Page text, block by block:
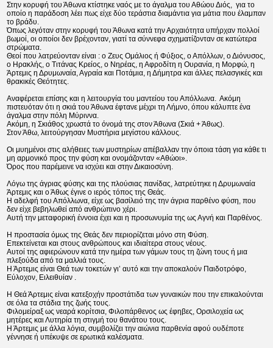
Στην κορυφή του Άθωνα κτίστηκε ναός με το άγαλμα του Αθώου Διός, για το
οποίο η παράδοση λέει πως είχε δύο τεράστια διαμάντια για μάτια που έλαμπαν
το βράδυ.
Όπως λεγόταν στην κορυφή του Άθωνα κατά την Αρχαιότητα υπήρχαν πολλοί
βωμοί, οι οποίοι δεν βρέχονταν, γιατί τα σύννεφα σχηματίζονταν σε κατώτερα
στρώματα.
Θεοί που λατρεύονταν είναι : ο Ζευς Ομάλιος ή Φύξιος, ο Απόλλων, ο Διόνυσος,
ο Ηρακλής, ο Τιτάνας Κρείος, ο Νηρέας, η Αφροδίτη η Ουρανία, η Μορφώ, η
Άρτεμις η Δρυμωναία, Αγραία και Ποτάμια, η Δήμητρα και άλλες πελασγικές και
θρακικές Θεότητες.
Αναφέρεται επίσης και η λειτουργία του μαντείου του Απόλλωνα. Ακόμη
πιστευόταν ότι η σκιά του Άθωνα έφτανε μέχρι τη Λήμνο, όπου κάλυπτε ένα
άγαλμα στην πόλη Μύριννα.
Ακόμη, η Σκιάθος χρωστά το όνομά της στον Άθωνα (Σκιά + Άθως).
Στον Άθω, λειτούργησαν Μυστήρια μεγίστου κάλλους.
Οι μυημένοι στις αλήθειες των μυστηρίων απέβαλλαν την όποια τάση για κάθε τι
μη αρμονικό προς την φύση και ονομάζονταν «Αθώοι».
Όρος που παρέμεινε να ισχύει και στην Δικαιοσύνη.
Λόγω της άγριας φύσης και της πλούσιας πανίδας, λατρεύτηκε η Δρυμωναία
Άρτεμις και ο Άθως έγινε ο ιερός τόπος της Θεάς.
Η αδελφή του Απόλλωνα, είχε ως βασίλειό της την άγρια παρθένο φύση, που
δεν είχε βεβηλωθεί από ανθρώπινο χέρι.
Αυτή την μεταφορική έννοια έχει και η προσωνυμία της ως Αγνή και Παρθένος.
Η προστασία όμως της Θεάς δεν περιορίζεται μόνο στη Φύση.
Επεκτείνεται και στους ανθρώπους και ιδιαίτερα στους νέους.
Αυτοί της αφιερώνουν κατά την ημέρα των γάμων τους τη ζώνη τους ή μια
πλεξούδα από τα μαλλιά τους.
Η Άρτεμις είναι Θεά των τοκετών γι’ αυτό και την αποκαλούν Παιδοτρόφο,
Εύλοχον, Ειλειθυίαν .
Η Θεά Άρτεμις είναι κατεξοχήν προστάτιδα των γυναικών που την επικαλούνται
σε όλα τα στάδια της ζωής τους.
Φιλομείραξ ως νεαρά κορίτσια, Φιλοπάρθενος ως έφηβες, Ορσιλοχεία ως
μητέρες και Λυτηρία τη στιγμή του θανάτου τους.
Η Άρτεμις με άλλα λόγια, συμβολίζει την αιώνια παρθενία αφού ουδέποτε
γέννησε ή υπέκυψε σε ερωτικά καλέσματα.